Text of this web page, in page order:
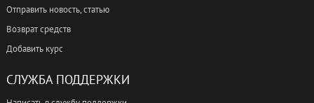
Отправить новость, статью
Возврат средств
Добавить курс
СЛУЖБА ПОДДЕРЖКИ